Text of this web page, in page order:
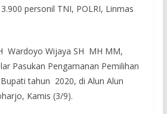
personil TNI, POLRI, Linmas
Wardoyo Wijaya SH MH MM,
Pasukan Pengamanan Pemilihan
tahun 2020, di Alun Alun
Kamis (3/9).